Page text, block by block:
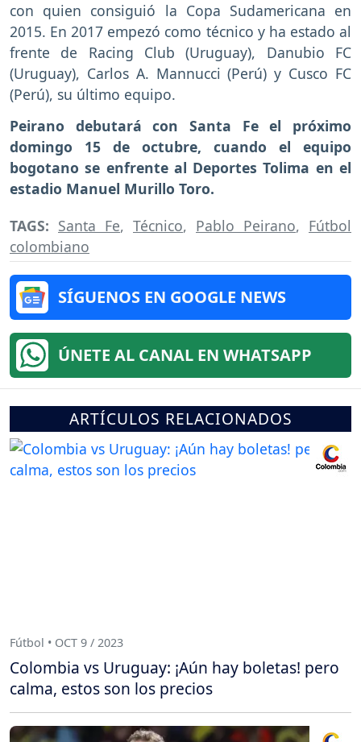
con quien consiguió la Copa Sudamericana en
2015. En 2017 empezó como técnico y ha estado al
frente de Racing Club (Uruguay), Danubio FC
(Uruguay), Carlos A. Mannucci (Perú) y Cusco FC
(Perú), su último equipo.
Peirano debutará con Santa Fe el próximo
domingo 15 de octubre, cuando el equipo
bogotano se enfrente al Deportes Tolima en el
estadio Manuel Murillo Toro.
TAGS: Santa Fe, Técnico, Pablo Peirano, Fútbol
colombiano
SÍGUENOS EN GOOGLE NEWS
ÚNETE AL CANAL EN WHATSAPP
ARTÍCULOS RELACIONADOS
Fútbol • OCT 9 / 2023
Colombia vs Uruguay: ¡Aún hay boletas! pero
calma, estos son los precios